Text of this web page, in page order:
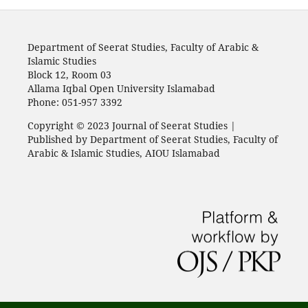
Department of Seerat Studies, Faculty of Arabic &
Islamic Studies
Block 12, Room 03
Allama Iqbal Open University Islamabad
Phone: 051-957 3392
Copyright © 2023 Journal of Seerat Studies |
Published by Department of Seerat Studies, Faculty of
Arabic & Islamic Studies, AIOU Islamabad